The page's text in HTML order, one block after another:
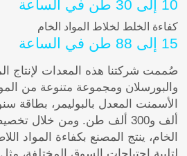
10 إلى 30 طن في الساعة
كفاءة الخلط لخلاط المواد الخام
15 إلى 88 طن في الساعة
صُممت شركتنا هذه المعدات لإنتاج
والبورسلان ومجموعة متنوعة من
ألف و300 ألف طن. ومن خلال
الخام، ينتج المصنع بكفاءة المواد